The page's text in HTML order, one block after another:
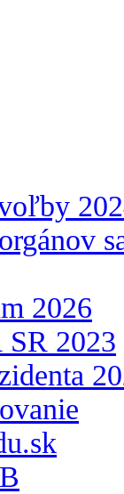
2026
2023